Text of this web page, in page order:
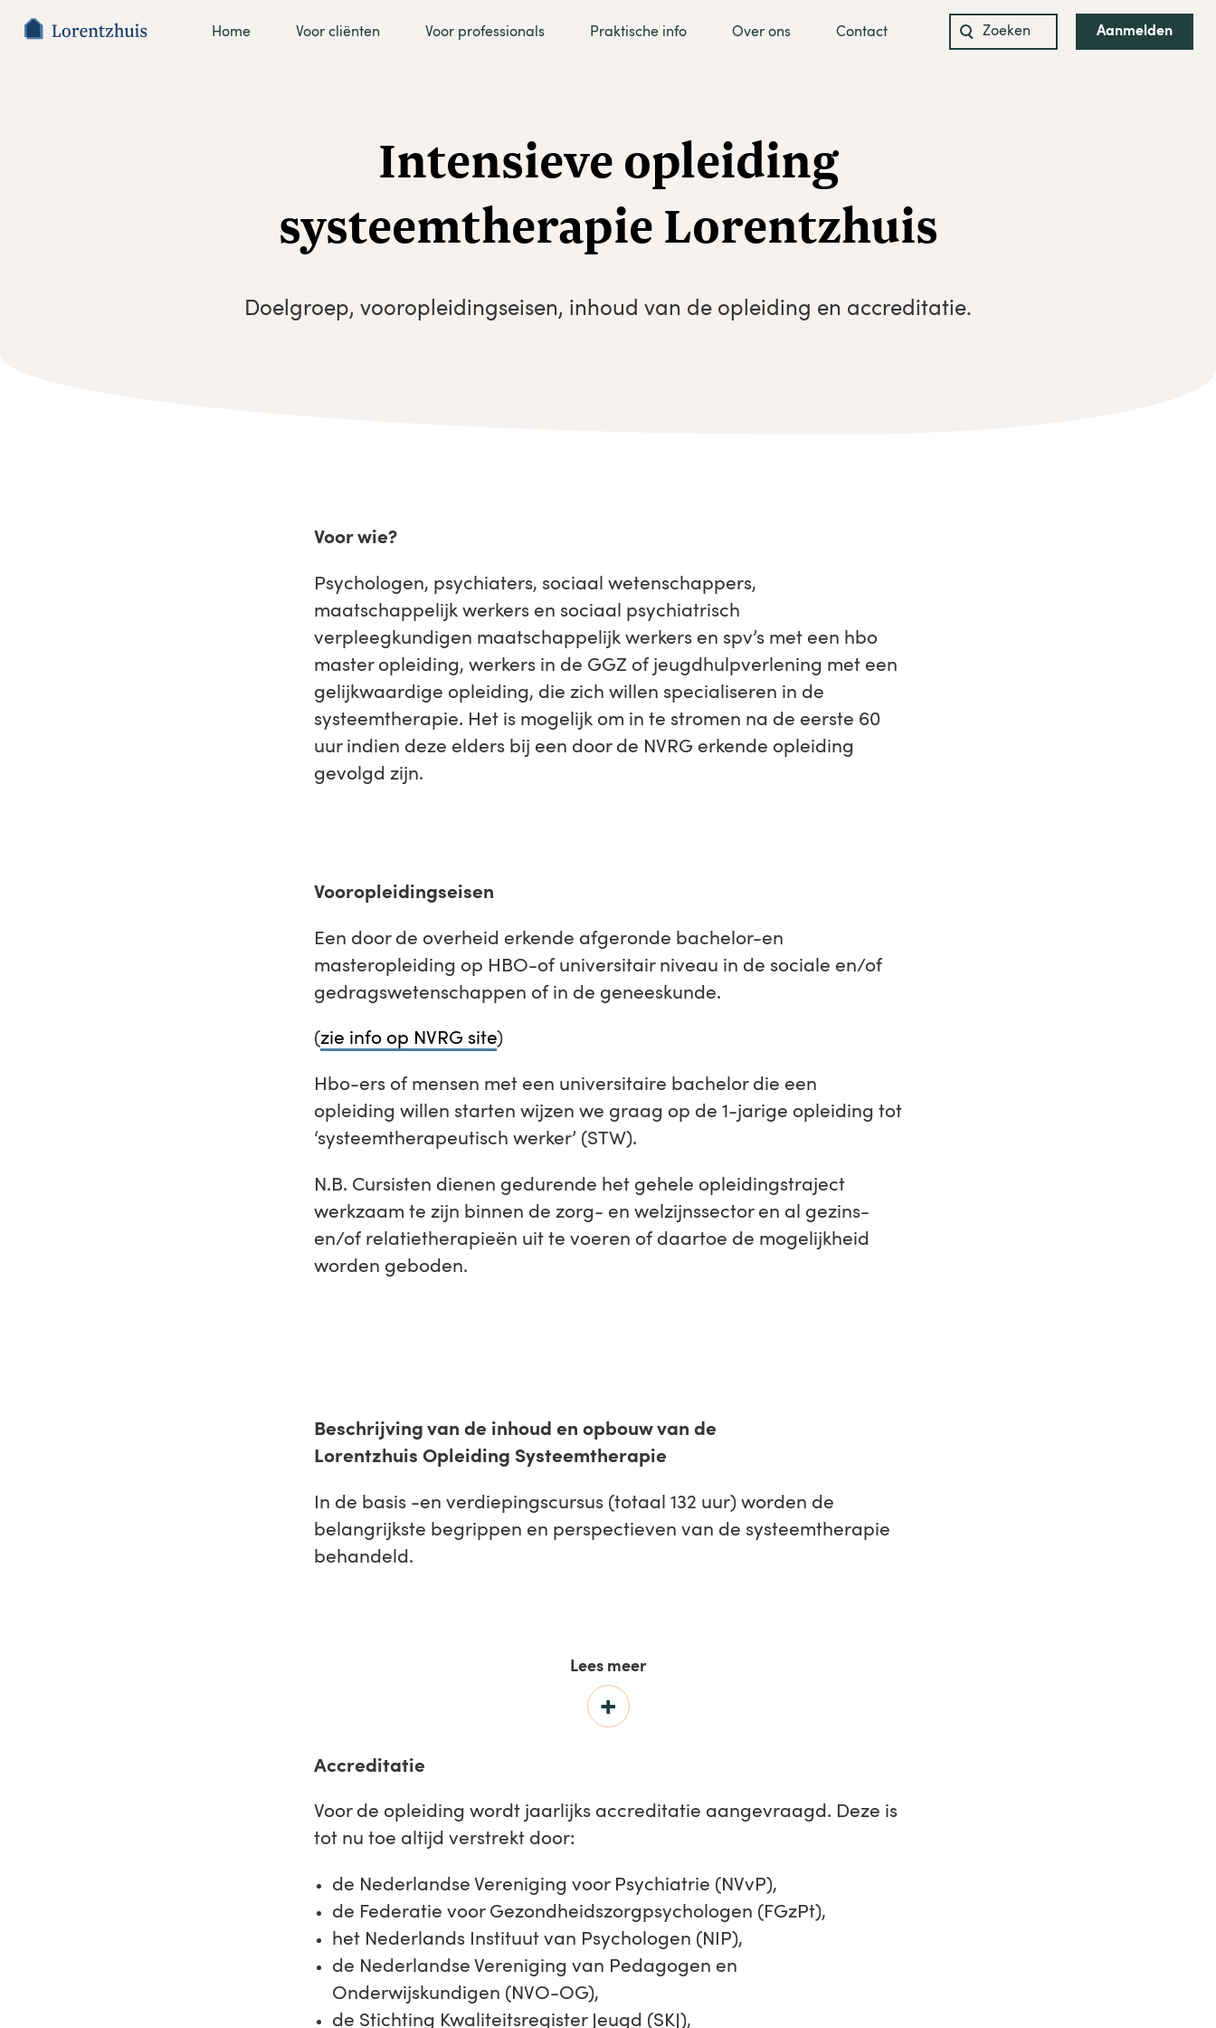
Home Voor cliënten Voor professionals Praktische info Over ons Contact
Zoeken
Aanmelden
Intensieve opleiding
systeemtherapie Lorentzhuis
Doelgroep, vooropleidingseisen, inhoud van de opleiding en accreditatie.
Voor wie?
Psychologen, psychiaters, sociaal wetenschappers,
maatschappelijk werkers en sociaal psychiatrisch
verpleegkundigen maatschappelijk werkers en spv’s met een hbo
master opleiding, werkers in de GGZ of jeugdhulpverlening met een
gelijkwaardige opleiding, die zich willen specialiseren in de
systeemtherapie. Het is mogelijk om in te stromen na de eerste 60
uur indien deze elders bij een door de NVRG erkende opleiding
gevolgd zijn.
Vooropleidingseisen
Een door de overheid erkende afgeronde bachelor-en
masteropleiding op HBO-of universitair niveau in de sociale en/of
gedragswetenschappen of in de geneeskunde.
(zie info op NVRG site)
Hbo-ers of mensen met een universitaire bachelor die een
opleiding willen starten wijzen we graag op de 1-jarige opleiding tot
‘systeemtherapeutisch werker’ (STW).
N.B. Cursisten dienen gedurende het gehele opleidingstraject
werkzaam te zijn binnen de zorg- en welzijnssector en al gezins-
en/of relatietherapieën uit te voeren of daartoe de mogelijkheid
worden geboden.
Beschrijving van de inhoud en opbouw van de
Lorentzhuis Opleiding Systeemtherapie
In de basis -en verdiepingscursus (totaal 132 uur) worden de
belangrijkste begrippen en perspectieven van de systeemtherapie
behandeld.
Lees meer
Accreditatie
Voor de opleiding wordt jaarlijks accreditatie aangevraagd. Deze is
tot nu toe altijd verstrekt door:
de Nederlandse Vereniging voor Psychiatrie (NVvP),
de Federatie voor Gezondheidszorgpsychologen (FGzPt),
het Nederlands Instituut van Psychologen (NIP),
de Nederlandse Vereniging van Pedagogen en
Onderwijskundigen (NVO-OG),
de Stichting Kwaliteitsregister Jeugd (SKJ),